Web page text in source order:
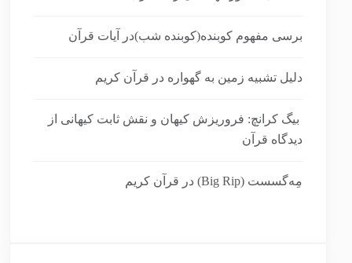
برسی مفهوم کوبنده(کوبنده شب)در آیات قرآن
دلیل تشبیه زمین به گهواره در قرآن کریم
بیگ کرانچ: فروریزش کیهان و نقش ثابت کیهانی از
دیدگاه قرآن
مِه‌گسست (Big Rip) در قرآن کریم